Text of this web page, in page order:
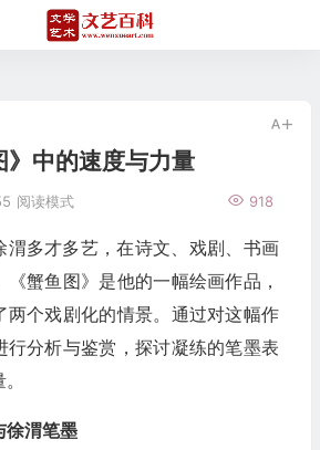
》中的速度与力量
918
阅读模式
渭多才多艺，在诗文、戏剧、书画
蟹鱼图》是他的一幅绘画作品，
两个戏剧化的情景。通过对这幅作
行分析与鉴赏，探讨凝练的笔墨表
徐渭笔墨